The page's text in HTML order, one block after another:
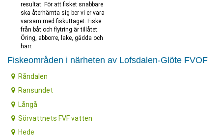
resultat. För att fisket snabbare
ska återhämta sig ber vi er vara
varsam med fiskuttaget. Fiske
från båt och flytring är tillåtet.
Öring, abborre, lake, gädda och
harr.
Fiskeområden i närheten av Lofsdalen-Glöte FVOF
Råndalen
Ransundet
Långå
Sörvattnets FVF vatten
Hede